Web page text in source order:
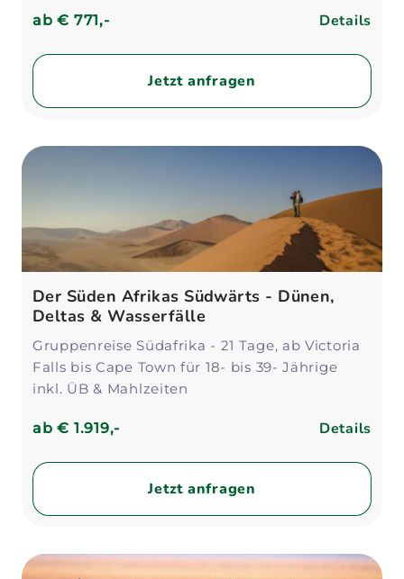
ab€ 771,- Details
Jetzt anfragen
Der Süden Afrikas Südwärts - Dünen,
Deltas & Wasserfälle
Gruppenreise Südafrika - 21 Tage, ab Victoria
Falls bis Cape Town für 18- bis 39- Jährige
inkl. ÜB & Mahlzeiten
ab€ 1.919,- Details
Jetzt anfragen